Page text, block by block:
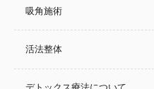
吸角施術
活法整体